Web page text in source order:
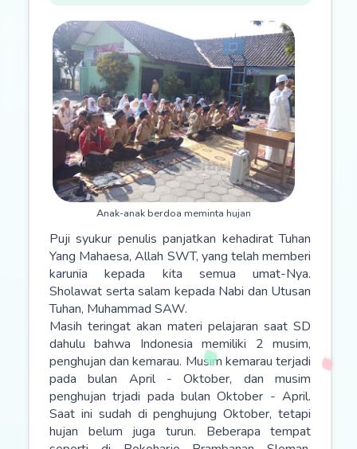
Anak-anak berdoa meminta hujan
Puji syukur penulis panjatkan kehadirat Tuhan
Yang Mahaesa, Allah SWT, yang telah memberi
karunia kepada kita semua umat-Nya.
Sholawat serta salam kepada Nabi dan Utusan
Tuhan, Muhammad SAW.
Masih teringat akan materi pelajaran saat SD
dahulu bahwa Indonesia memiliki 2 musim,
penghujan dan kemarau. Musim kemarau terjadi
pada bulan April - Oktober, dan musim
penghujan trjadi pada bulan Oktober - April.
Saat ini sudah di penghujung Oktober, tetapi
hujan belum juga turun. Beberapa tempat